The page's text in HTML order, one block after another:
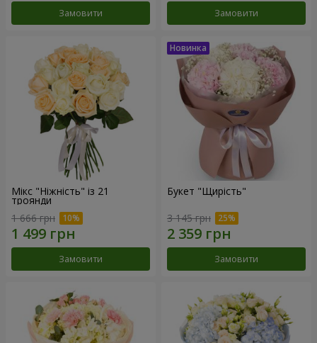
Замовити Замовити
Мікс "Ніжність" із 21
троянди
1 666 грн
Замовити
Букет "Щирість"
3 145 грн
Замовити